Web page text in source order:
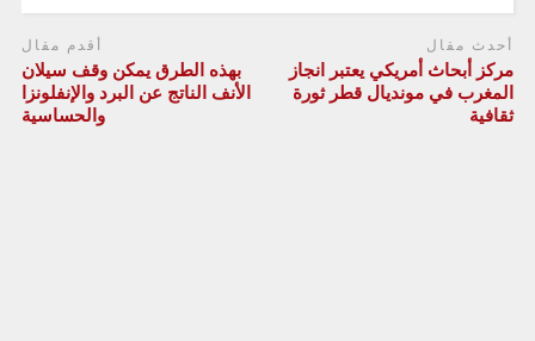
أحدث مقال
مركز أبحاث أمريكي يعتبر انجاز
المغرب في مونديال قطر ثورة
ثقافية
أقدم مقال
بهذه الطرق يمكن وقف سيلان
الأنف الناتج عن البرد والإنفلونزا
والحساسية